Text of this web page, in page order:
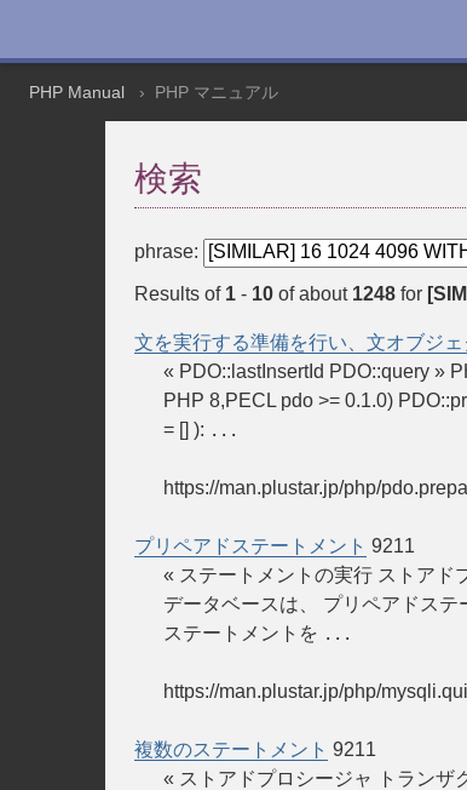
PHP Manual PHP マニュアル
検索
phrase:
Results of 1 - 10 of about 1248 for
文を実行する準備を行い、文オブジ
« PDO::lastInsertId PDO::query »
PHP 8,PECL pdo >= 0.1.0)
= [] ): ...
https://man.plustar.jp/php/
プリペアドステートメント 9211
« ステートメントの実行 ストアド
データベースは、 プリペアドス
ステートメントを ...
https://man.plustar.jp/php/
複数のステートメント 9211
« ストアドプロシージャ トランザ